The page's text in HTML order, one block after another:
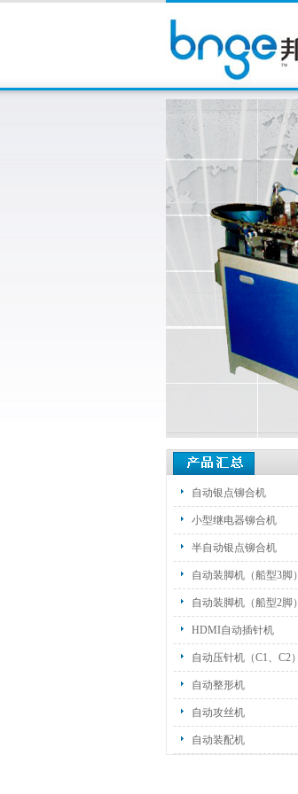
自动银点铆合机
小型继电器铆合机
半自动银点铆合机
自动装脚机（船型3脚）
自动装脚机（船型2脚）
HDMI自动插针机
自动压针机（C1、C2）
自动整形机
自动攻丝机
自动装配机